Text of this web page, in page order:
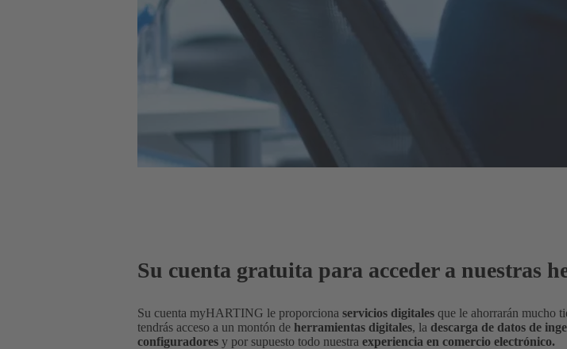
Su cuenta gratuita para acceder a nuestras
Su cuenta myHARTING le proporciona servicios digitales que le ahorrarán mucho
tendrás acceso a un montón de herramientas digitales, la descarga de datos de
configuradores y por supuesto todo nuestra experiencia en comercio electrónico.